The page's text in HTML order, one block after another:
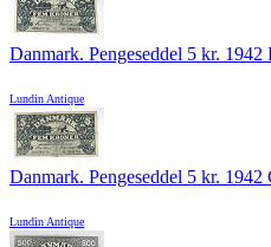
Danmark. Pengeseddel 5 kr.
Lundin Antique
Danmark. Pengeseddel 5 kr. 1942
Lundin Antique